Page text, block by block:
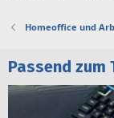
Homeoffice und
Passend zum